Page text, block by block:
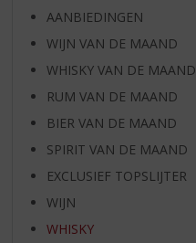
AANBIEDINGEN
WIJN VAN DE MAAND
WHISKY VAN DE MAAND
RUM VAN DE MAAND
BIER VAN DE MAAND
SPIRIT VAN DE MAAND
EXCLUSIEF TOPSLIJTER
WIJN
WHISKY